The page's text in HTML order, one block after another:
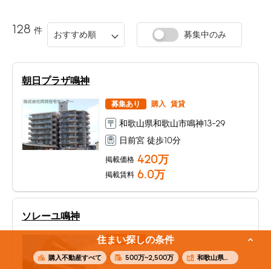
住まい探しの条件
購入不動産すべて 500万~2,500万 和歌山県和歌山市鳴神
128 件 おすすめ順 募集中のみ
朝日プラザ鳴神
募集あり 購入 賃貸
和歌山県和歌山市鳴神13-29
日前宮 徒歩10分
掲載価格 420万
掲載賃料 6.0万
ソレーユ鳴神
募集あり 賃貸
和歌山県和歌山市鳴神588-1